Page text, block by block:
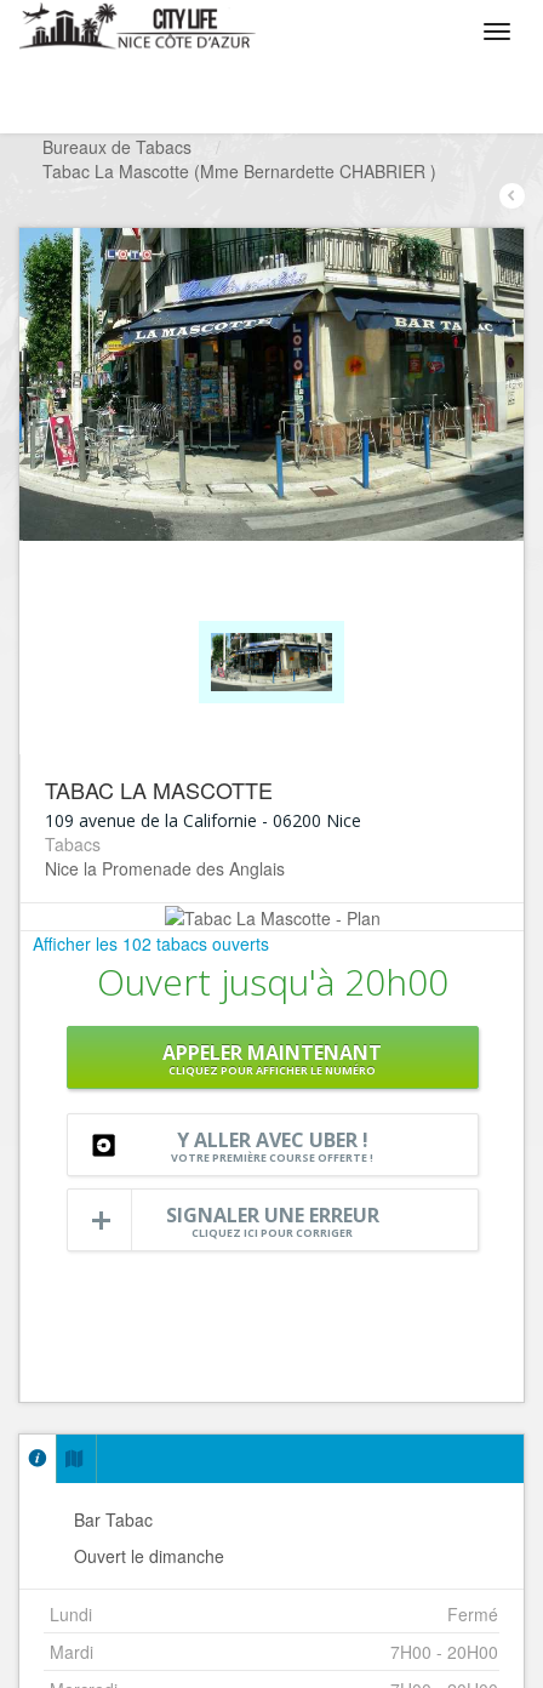
Bureaux de Tabacs
/
Tabac La Mascotte (Mme Bernardette CHABRIER )
TABAC LA MASCOTTE
109 avenue de la Californie - 06200 Nice
Tabacs
Nice la Promenade des Anglais
Afficher les 102 tabacs ouverts
Ouvert jusqu'à 20h00
APPELER MAINTENANT
CLIQUEZ POUR AFFICHER LE NUMÉRO
Y ALLER AVEC UBER !
VOTRE PREMIÈRE COURSE OFFERTE !
SIGNALER UNE ERREUR
CLIQUEZ ICI POUR CORRIGER
Bar Tabac
Ouvert le dimanche
Lundi
Fermé
Mardi
7H00 - 20H00